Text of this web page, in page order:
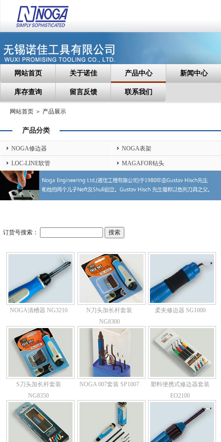
网站首页 关于诺佳 产品中心 新闻中心
库存查询 留言反馈 联系我们
网站首页 ＞ 产品展示
产品分类
NOGA修边器 NOGA表架
LOC-LINE软管 MAGAFOR钻头
订货号搜索：
NOGA清槽器 NG3210
N刀头加长杆套装
NG8300
柔夹修边器 SG1000
S刀头加长杆套装
NG8350
NOGA 007套装 SP1007
塑料便携式修边器套装
EO2100